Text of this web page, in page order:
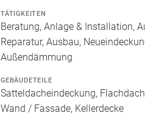
TÄTIGKEITEN
Beratung, Anlage & Installation,
Reparatur, Ausbau,
Außendämmung
GEBÄUDETEILE
Satteldacheindeckung,
Wand / Fassade, Kellerdecke